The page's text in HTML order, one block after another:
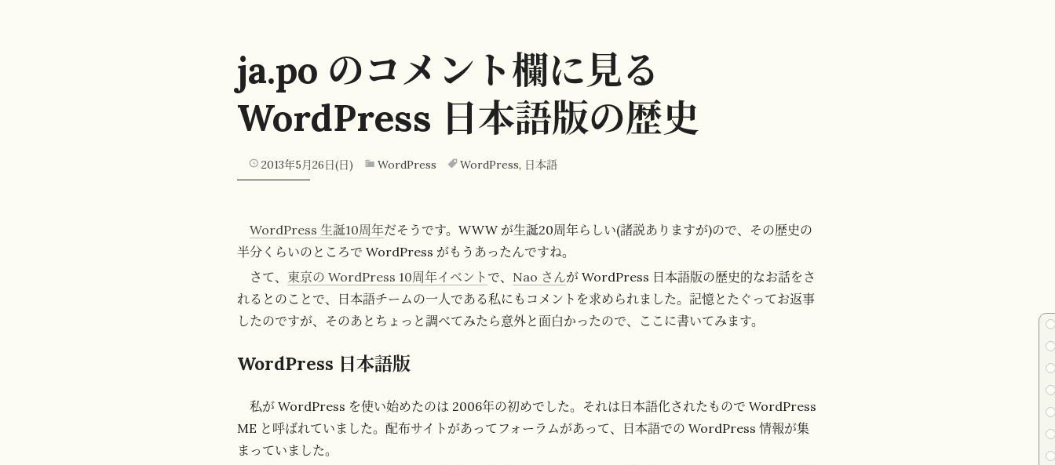
ja.po のコメント欄に見る
WordPress 日本語版の歴史
2013年5月26日(日) WordPress WordPress, 日本語
WordPress 生誕10周年だそうです。WWW が生誕20周年らしい(諸説ありますが)ので、その歴史の
半分くらいのところで WordPress がもうあったんですね。
さて、 東京の WordPress 10周年イベント で、 Nao さんが WordPress 日本語版の歴史的なお話をさ
れるとのことで、日本語チームの一人である私にもコメントを求められました。記憶とたぐってお返事
したのですが、そのあとちょっと調べてみたら意外と面白かったので、ここに書いてみます。
WordPress 日本語版
私が WordPress を使い始めたのは 2006年の初めでした。それは日本語化されたもので WordPress
ME と呼ばれていました。配布サイトがあってフォーラムがあって、日本語での WordPress 情報が集
まっていました。